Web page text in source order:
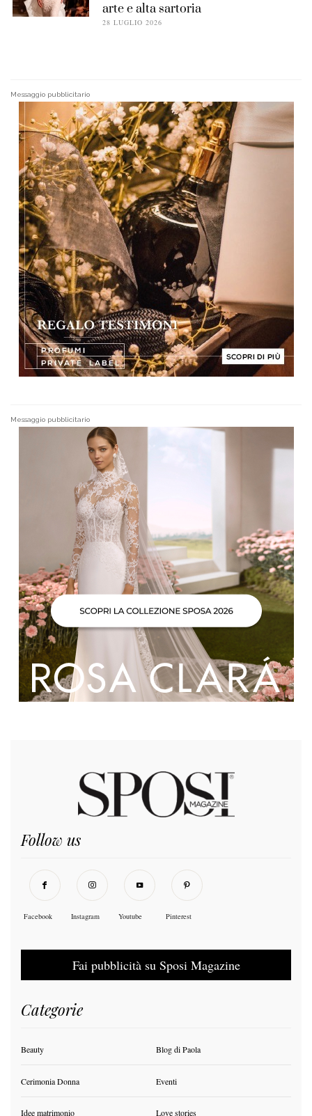
arte e alta sartoria
28 LUGLIO 2026
Messaggio pubblicitario
Messaggio pubblicitario
Follow us
Facebook Instagram Youtube Pinterest
Fai pubblicità su Sposi Magazine
Categorie
Beauty Blog di Paola
Cerimonia Donna Eventi
Idee matrimonio Love stories